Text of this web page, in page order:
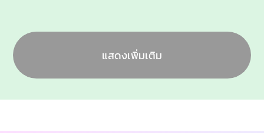
แสดงเพิ่มเติม